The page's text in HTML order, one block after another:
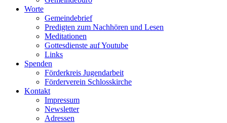
Worte
Gemeindebrief
Predigten zum Nachhören und Lesen
Meditationen
Gottesdienste auf Youtube
Links
Spenden
Förderkreis Jugendarbeit
Förderverein Schlosskirche
Kontakt
Impressum
Newsletter
Adressen